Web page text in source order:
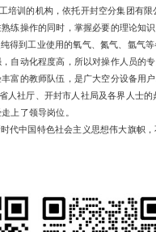
培训的机构，依托开封空分集团有
练操作的同时，掌握必要的理论知
得到工业使用的氧气、氮气、氩气
自动化程度高，所以对操作人员的
富的教师队伍，是广大空分设备用
人社厅、开封市人社局及各界人士
上了领导岗位。
代中国特色社会主义思想伟大旗帜